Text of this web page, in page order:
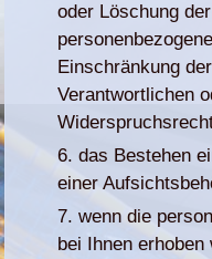
oder Löschung
Einschränkung
Verantwortlichen
das Bestehen
einer
wenn die
bei Ihnen